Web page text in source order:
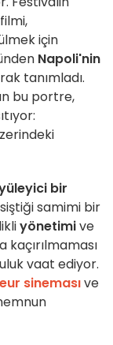
için
Napoli'nin
tanımladı.
bu portre,
bir
samimi bir
yönetimive
vaat ediyor.
sinemasıve